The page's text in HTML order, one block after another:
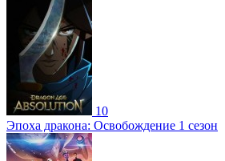
10
Эпоха дракона: Освобождение 1 сезон